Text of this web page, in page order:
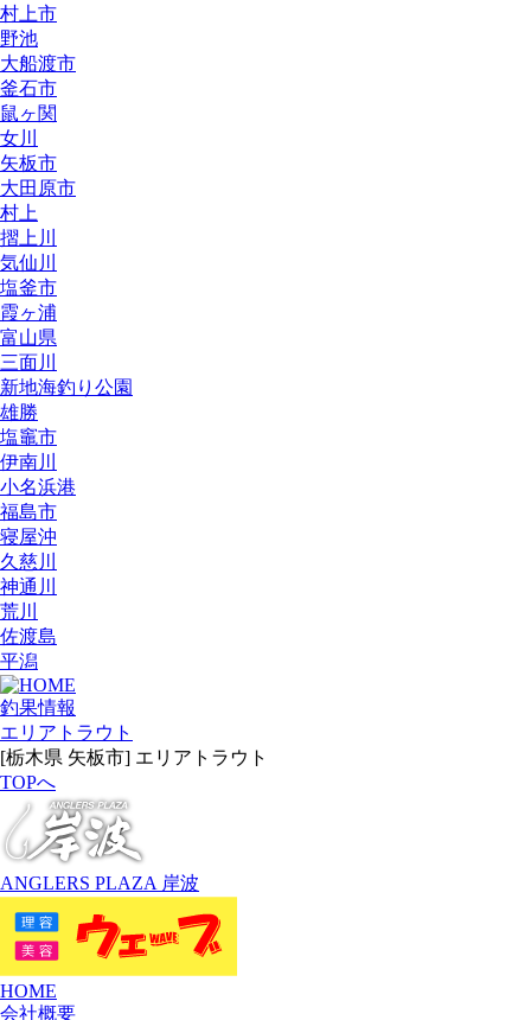
村上市
野池
大船渡市
釜石市
鼠ヶ関
女川
矢板市
大田原市
村上
摺上川
気仙川
塩釜市
霞ヶ浦
富山県
三面川
新地海釣り公園
雄勝
塩竈市
伊南川
小名浜港
福島市
寝屋沖
久慈川
神通川
荒川
佐渡島
平潟
釣果情報
エリアトラウト
[栃木県 矢板市] エリアトラウト
TOPへ
ANGLERS PLAZA 岸波
HOME
会社概要